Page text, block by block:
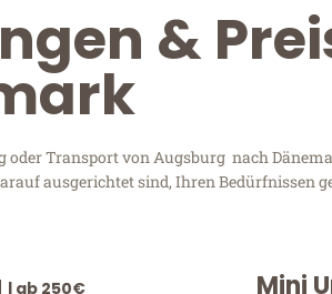
&
oder Transport von Augsburg nach
ausgerichtet sind, Ihren Bedürfnissen
| ab 250€ Mini